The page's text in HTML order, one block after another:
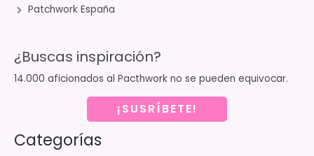
Patchwork España
¿Buscas inspiración?
14.000 aficionados al Pacthwork no se pueden equivocar.
¡SUSRÍBETE!
Categorías